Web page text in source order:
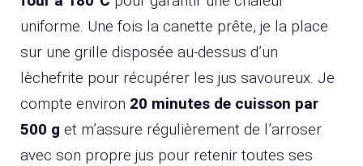
uniforme. Une fois la canette prête, je la place
sur une grille disposée au-dessus d’un
lèchefrite pour récupérer les jus savoureux. Je
compte environ 20 minutes de cuisson par
500 g et m’assure régulièrement de l’arroser
avec son propre jus pour retenir toutes ses